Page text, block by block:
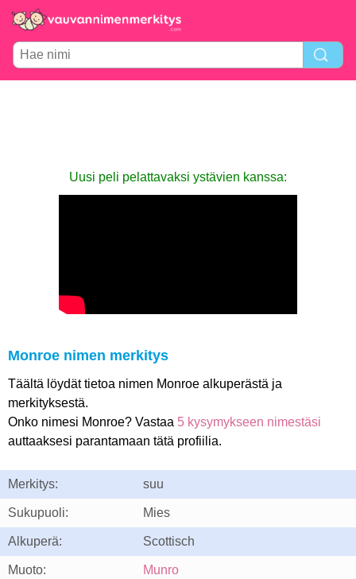
Uusi peli pelattavaksi ystävien kanssa:
Monroe nimen merkitys
Täältä löydät tietoa nimen Monroe alkuperästä ja
merkityksestä.
Onko nimesi Monroe? Vastaa 5 kysymykseen nimestäsi
auttaaksesi parantamaan tätä profiilia.
Merkitys: suu
Sukupuoli: Mies
Alkuperä: Scottisch
Muoto: Munro